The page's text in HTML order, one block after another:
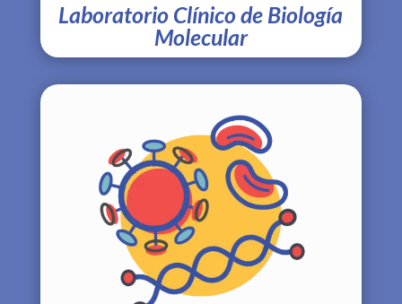
Laboratorio Clínico de Biología
Molecular